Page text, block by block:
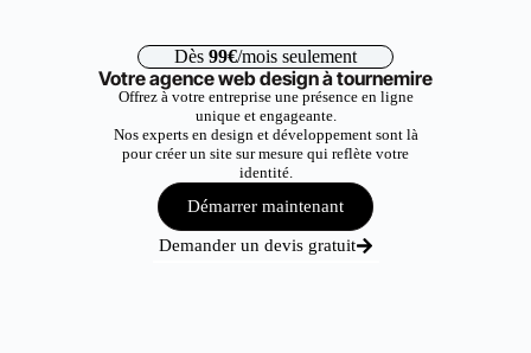
Dès 99€/mois seulement
Votre agence web design à tournemire
Offrez à votre entreprise une présence en ligne
unique et engageante.
Nos experts en design et développement sont là
pour créer un site sur mesure qui reflète votre
identité.
Démarrer maintenant
Demander un devis gratuit